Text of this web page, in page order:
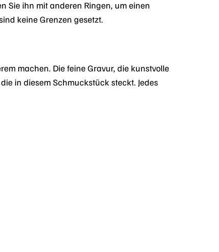
Sie ihn mit anderen Ringen, um einen
keine Grenzen gesetzt.
machen. Die feine Gravur, die kunstvolle
in diesem Schmuckstück steckt. Jedes